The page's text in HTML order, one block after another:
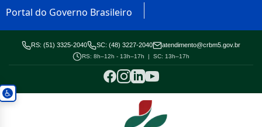
Portal do Governo Brasileiro
RS: (51) 3325-2040 SC: (48) 3227-2040 atendimento@crbm5.gov.br
RS: 8h–12h - 13h–17h | SC: 13h–17h